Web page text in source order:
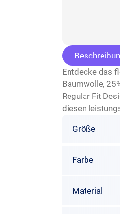
Entdecke das
Baumwolle,
Regular Fit
diesen
Größe
Farbe
Material